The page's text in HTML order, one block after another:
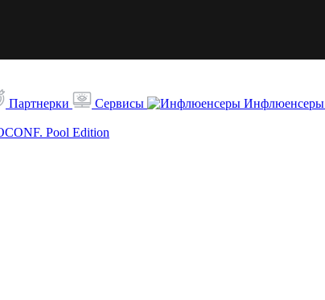
Партнерки Сервисы Инфлюенсеры